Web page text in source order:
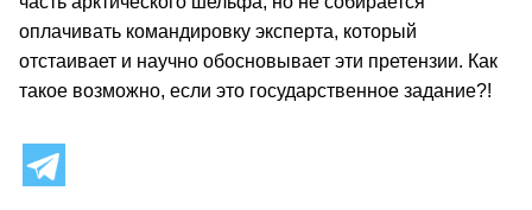
оплачивать командировку эксперта, который
отстаивает и научно обосновывает эти претензии. Как
такое возможно, если это государственное задание?!